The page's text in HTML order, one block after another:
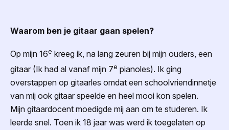
Waarom ben je gitaar gaan spelen?
Op mijn 16e kreeg ik, na lang zeuren bij mijn ouders, een
gitaar (Ik had al vanaf mijn 7e pianoles). Ik ging
overstappen op gitaarles omdat een schoolvriendinnetje
van mij ook gitaar speelde en heel mooi kon spelen.
Mijn gitaardocent moedigde mij aan om te studeren. Ik
leerde snel. Toen ik 18 jaar was werd ik toegelaten op